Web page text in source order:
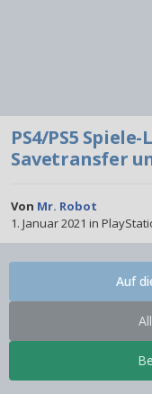
PS4/PS5
Savetransfer
Von Mr. Robot
1. Januar 2021 in
Auf